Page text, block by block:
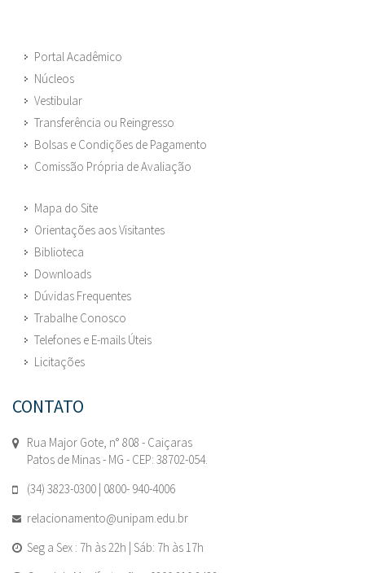
Portal Acadêmico
Núcleos
Vestibular
Transferência ou Reingresso
Bolsas e Condições de Pagamento
Comissão Própria de Avaliação
Mapa do Site
Orientações aos Visitantes
Biblioteca
Downloads
Dúvidas Frequentes
Trabalhe Conosco
Telefones e E-mails Úteis
Licitações
CONTATO
Rua Major Gote, n° 808 - Caiçaras
Patos de Minas - MG - CEP: 38702-054.
(34) 3823-0300 | 0800- 940-4006
relacionamento@unipam.edu.br
Seg a Sex : 7h às 22h | Sáb: 7h às 17h